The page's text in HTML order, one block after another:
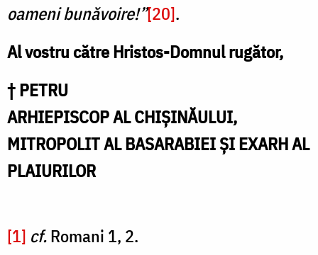
oameni bunăvoire!”[20].
Al vostru către Hristos-Domnul rugător,
† PETRU
ARHIEPISCOP AL CHIȘINĂULUI,
MITROPOLIT AL BASARABIEI ȘI EXARH AL
PLAIURILOR
[1] cf.Romani 1, 2.